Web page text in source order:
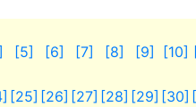
[5] [6] [7] [8] [9] [10]
[25] [26] [27] [28] [29] [30]